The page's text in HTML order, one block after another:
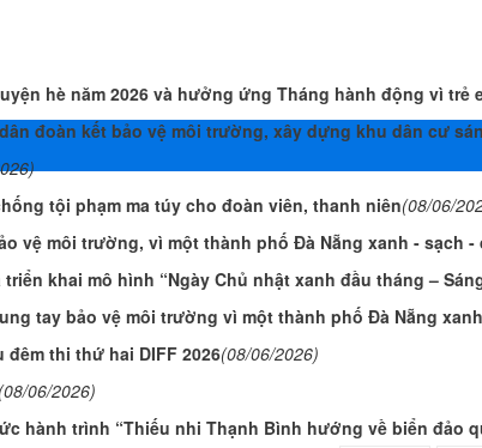
hè năm 2026 và hưởng ứng Tháng hành động vì trẻ
đoàn kết bảo vệ môi trường, xây dựng khu dân cư
tội phạm ma túy cho đoàn viên, thanh niên(08/06/
vệ môi trường, vì một thành phố Đà Nẵng xanh - sạch -
khai mô hình “Ngày Chủ nhật xanh đầu tháng –
tay bảo vệ môi trường vì một thành phố Đà Nẵng
thi thứ hai DIFF 2026(08/06/2026)
(08/06/2026)
hành trình “Thiếu nhi Thạnh Bình hướng về biển đảo